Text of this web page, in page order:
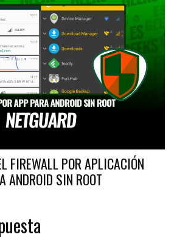
FIREWALL POR APLICACIÓN
ANDROID SIN ROOT